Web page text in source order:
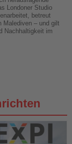
Londoner Studio
betreut
Malediven – und gilt
Nachhaltigkeit im